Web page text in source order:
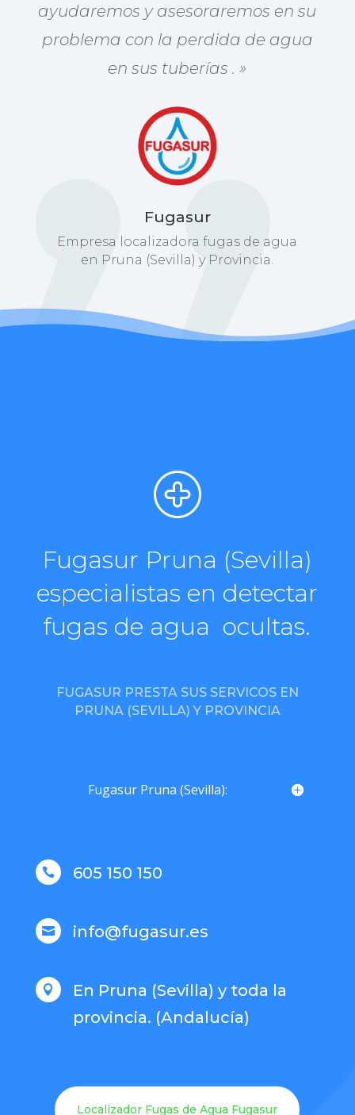
ayudaremos y asesoraremos en su
problema con la perdida de agua
en sus tuberías . »
Fugasur
Empresa localizadora fugas de agua
en Pruna (Sevilla) y Provincia.
Fugasur Pruna (Sevilla)
especialistas en detectar
fugas de agua ocultas.
FUGASUR PRESTA SUS SERVICOS EN
PRUNA (SEVILLA) Y PROVINCIA
Fugasur Pruna (Sevilla):
 605 150 150
 info@fugasur.es

En Pruna (Sevilla) y toda la
provincia. (Andalucía)
Localizador Fugas de Agua Fugasur